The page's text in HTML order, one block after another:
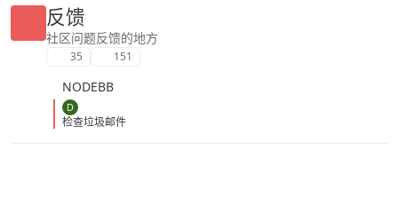
的故事，待我慢慢说。 【下载地址】 百度：
https://pan.baidu.com/s/1itOGh3KBKMv6JfIHYQxwpQ?pwd=bcd2
夸克：https://pan.quark.cn/s/8375dbc46783?pwd=Tibp 移动：
https://yun.139.com/shareweb/#/w/i/2wFGUZhZz7Fr1
反馈
社区问题反馈的地方
35 151
NODEBB
D
检查垃圾邮件